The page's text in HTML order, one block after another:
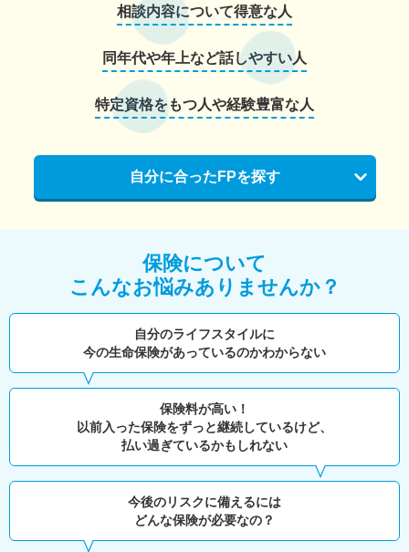
相談内容について得意な人
同年代や年上など話しやすい人
特定資格をもつ人や経験豊富な人
自分に合ったFPを探す
保険について
こんなお悩みありませんか？
自分のライフスタイルに
今の生命保険があっているのかわからない
保険料が高い！
以前入った保険をずっと継続しているけど、
払い過ぎているかもしれない
今後のリスクに備えるには
どんな保険が必要なの？